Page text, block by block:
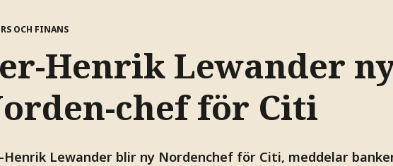
OCH FINANS
Henrik Lewander
chef för Citi
Henrik Lewander blir ny Nordenchef för Citi, meddelar